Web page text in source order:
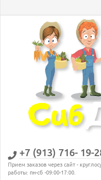
+7 (913) 716- 19-
Прием заказов через сайт -
работы: пн-сб -09:00-17:00.